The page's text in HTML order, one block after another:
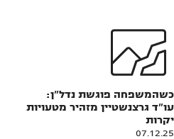
כשהמשפחה פוגשת נדל"ן:
עו"ד גרצנשטיין מזהיר מטעויות
יקרות
07.12.25